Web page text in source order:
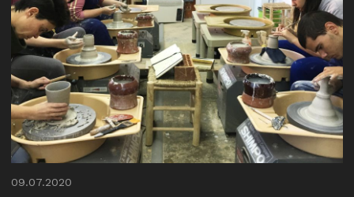
09.07.2020